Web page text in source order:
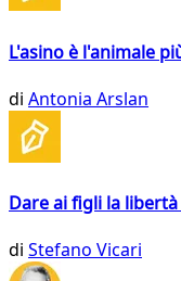
L'asino è l'animale
di Antonia Arslan
Dare ai figli la
di Stefano Vicari